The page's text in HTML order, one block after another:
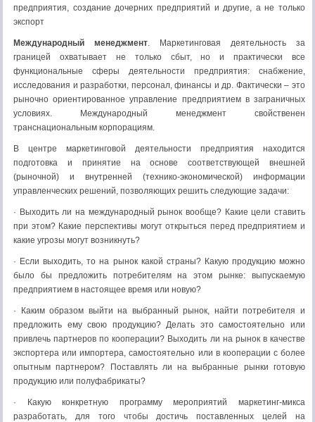
предприятия, создание дочерних предприятий и другие, а не только
экспорт
Международный менеджмент. Маркетинговая деятельность за
границей охватывает не только сбыт, но и практически все
функциональные сферы деятельности предприятия: снабжение,
исследования и разработки, персонал, финансы и др. Фактически – это
рыночно ориентированное управление предприятием в заграничных
условиях. Международный менеджмент свойственен
транснациональным корпорациям.
В центре маркетинговой деятельности предприятия находится
подготовка и принятие на основе соответствующей внешней
(рыночной) и внутренней (технико-экономической) информации
управленческих решений, позволяющих решить следующие задачи:
· Выходить ли на международный рынок вообще? Какие цели ставить
при этом? Какие перспективы могут открыться перед предприятием и
какие угрозы могут возникнуть?
· Если выходить, то на рынок какой страны? Какую продукцию можно
было бы предложить потребителям на этом рынке: выпускаемую
предприятием в настоящее время или новую?
· Каким образом выйти на выбранный рынок, найти потребителя и
предложить ему свою продукцию? Делать это самостоятельно или
привлечь партнеров по кооперации? Выходить ли на рынок в качестве
экспортера или импортера, самостоятельно или в кооперации с более
опытным партнером? Поставлять ли на выбранные рынки готовую
продукцию или полуфабрикаты?
· Какую конкретную программу мероприятий маркетинг-микса
разработать, для того чтобы достичь поставленных целей на